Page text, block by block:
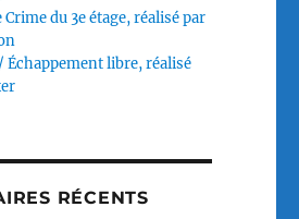
Crime du 3e étage, réalisé par
Échappement libre, réalisé
RÉCENTS